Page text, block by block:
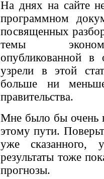
На днях на сайте
программном
посвященных
темы
опубликованной в
узрели в этой
больше ни
правительства.
Мне было бы очень
этому пути.
уже сказанного,
результаты тоже
прогнозы.